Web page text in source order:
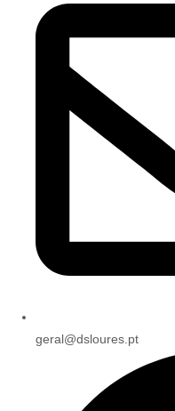
geral@dsloures.pt